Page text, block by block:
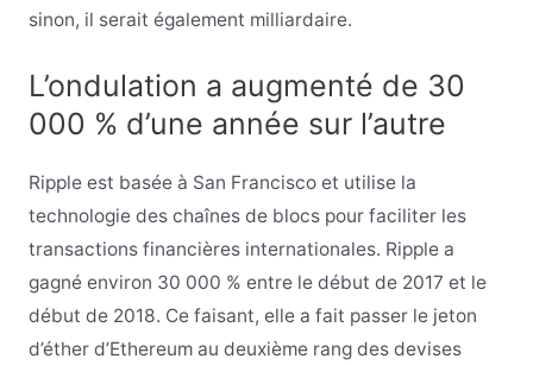
sinon, il serait également milliardaire.
L’ondulation a augmenté de 30
000 % d’une année sur l’autre
Ripple est basée à San Francisco et utilise la
technologie des chaînes de blocs pour faciliter les
transactions financières internationales. Ripple a
gagné environ 30 000 % entre le début de 2017 et le
début de 2018. Ce faisant, elle a fait passer le jeton
d’éther d’Ethereum au deuxième rang des devises